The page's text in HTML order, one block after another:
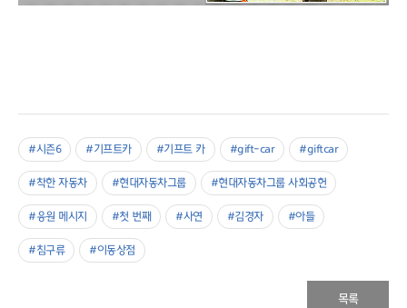
#시즌6 #기프트카 #기프트 카 #gift-car #giftcar
#착한 자동차 #현대자동차그룹 #현대자동차그룹 사회공헌
#응원 메시지 #첫 번째 #사연 #김경자 #아들
#침구류 #이동상점
목록